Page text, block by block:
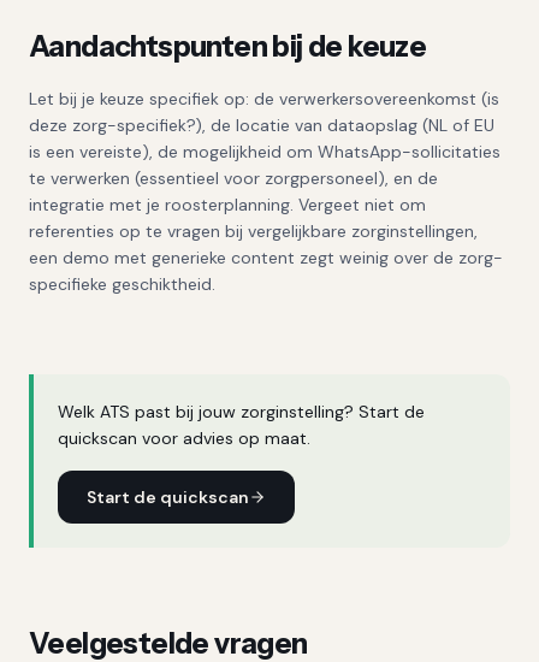
Aandachtspunten bij de keuze
Let bij je keuze specifiek op: de verwerkersovereenkomst (is
deze zorg-specifiek?), de locatie van dataopslag (NL of EU
is een vereiste), de mogelijkheid om WhatsApp-sollicitaties
te verwerken (essentieel voor zorgpersoneel), en de
integratie met je roosterplanning. Vergeet niet om
referenties op te vragen bij vergelijkbare zorginstellingen,
een demo met generieke content zegt weinig over de zorg-
specifieke geschiktheid.
Welk ATS past bij jouw zorginstelling? Start de
quickscan voor advies op maat.
Start de quickscan
Veelgestelde vragen